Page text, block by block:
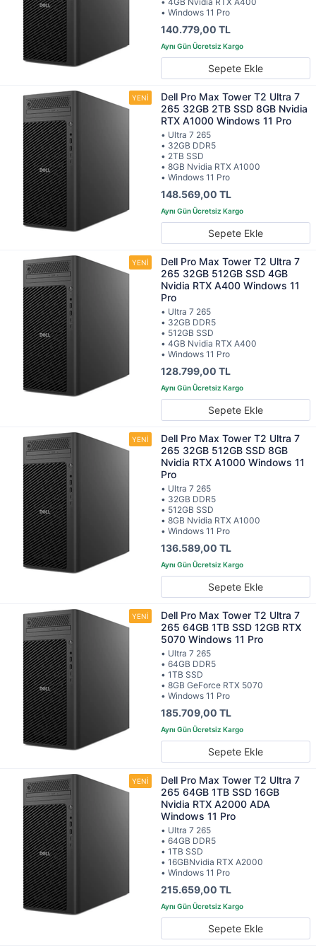
• Windows 11 Pro
140.779,00 TL
Sepete Ekle
Dell Pro Max Tower T2 Ultra 7
265 32GB 2TB SSD 8GB Nvidia
RTX A1000 Windows 11 Pro
• Ultra 7 265
• 32GB DDR5
• 2TB SSD
• 8GB Nvidia RTX A1000
• Windows 11 Pro
148.569,00 TL
Sepete Ekle
Dell Pro Max Tower T2 Ultra 7
265 32GB 512GB SSD 4GB
Nvidia RTX A400 Windows 11
Pro
• Ultra 7 265
• 32GB DDR5
• 512GB SSD
• 4GB Nvidia RTX A400
• Windows 11 Pro
128.799,00 TL
Sepete Ekle
Dell Pro Max Tower T2 Ultra 7
265 32GB 512GB SSD 8GB
Nvidia RTX A1000 Windows 11
Pro
• Ultra 7 265
• 32GB DDR5
• 512GB SSD
• 8GB Nvidia RTX A1000
• Windows 11 Pro
136.589,00 TL
Sepete Ekle
Dell Pro Max Tower T2 Ultra 7
265 64GB 1TB SSD 12GB RTX
5070 Windows 11 Pro
• Ultra 7 265
• 64GB DDR5
• 1TB SSD
• 8GB GeForce RTX 5070
• Windows 11 Pro
185.709,00 TL
Sepete Ekle
Dell Pro Max Tower T2 Ultra 7
265 64GB 1TB SSD 16GB
Nvidia RTX A2000 ADA
Windows 11 Pro
• Ultra 7 265
• 64GB DDR5
• 1TB SSD
• 16GBNvidia RTX A2000
• Windows 11 Pro
215.659,00 TL
Sepete Ekle